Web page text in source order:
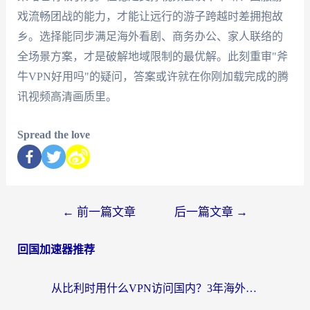
戏流畅团战的能力，才能让远行的游子跨越时差拥抱故
乡。选择能同步满足海外看剧、商务办公、家人联络的
全场景方案，才是破解地域限制的最优解。此刻重审"斧
牛VPN好用吗"的疑问，答案或许就在你刚加载完成的腾
讯视频高清画质里。
Spread the love
← 前一篇文章 后一篇文章 →
回国加速器推荐
从比利时用什么VPN访问国内？3年海外党亲测有效的无缝回国上网指南